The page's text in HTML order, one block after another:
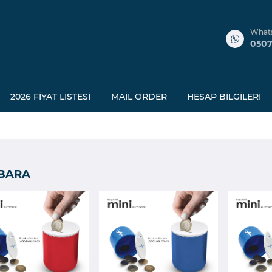
2026 FIYAT LISTESI MAIL ORDER HESAP BILGILERI